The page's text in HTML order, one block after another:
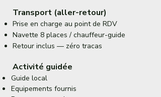
Transport (aller-retour)
Prise en charge au point de RDV
Navette 8 places / chauffeur-guide
Retour inclus — zéro tracas
Activité guidée
Guide local
Equipements fournis